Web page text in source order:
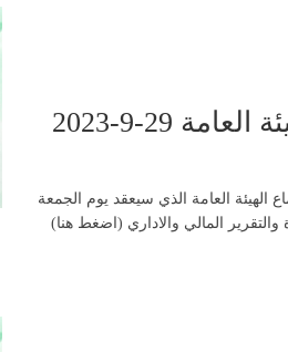
29-9-2023
الهيئة العامة الذي سيعقد يوم الجمعة
الدعوة والتقرير المالي والاداري (اضغط هنا)